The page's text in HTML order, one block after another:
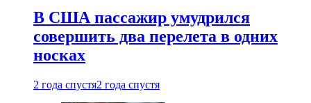
В США пассажир умудрился
совершить два перелета в одних
носках
2 года спустя2 года спустя